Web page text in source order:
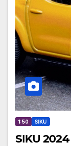
1:50 SIKU
SIKU 2024